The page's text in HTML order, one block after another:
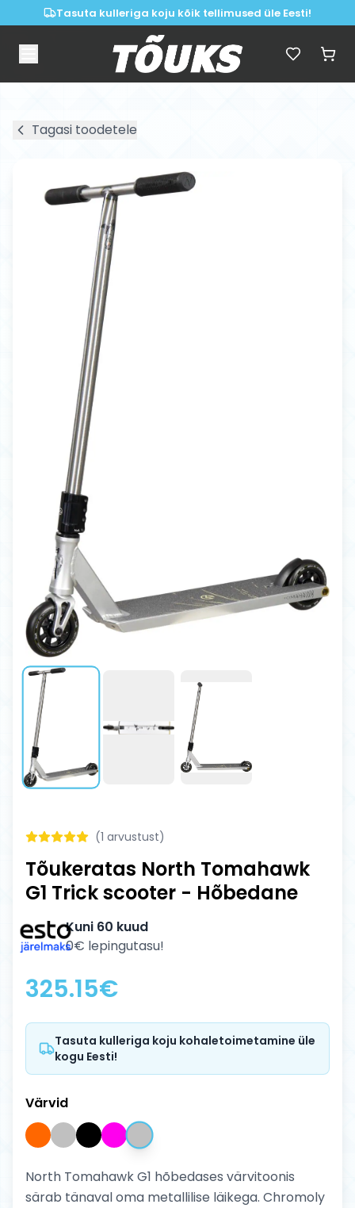
Tasuta kulleriga koju kõik tellimused üle Eesti!
Tagasi toodetele
(1 arvustust)
Tõukeratas North Tomahawk
G1 Trick scooter - Hõbedane
Kuni 60 kuud
0€ lepingutasu!
325.15€
Tasuta kulleriga koju kohaletoimetamine üle
kogu Eesti!
Värvid
North Tomahawk G1 hõbedases värvitoonis
särab tänaval oma metallilise läikega. Chromoly